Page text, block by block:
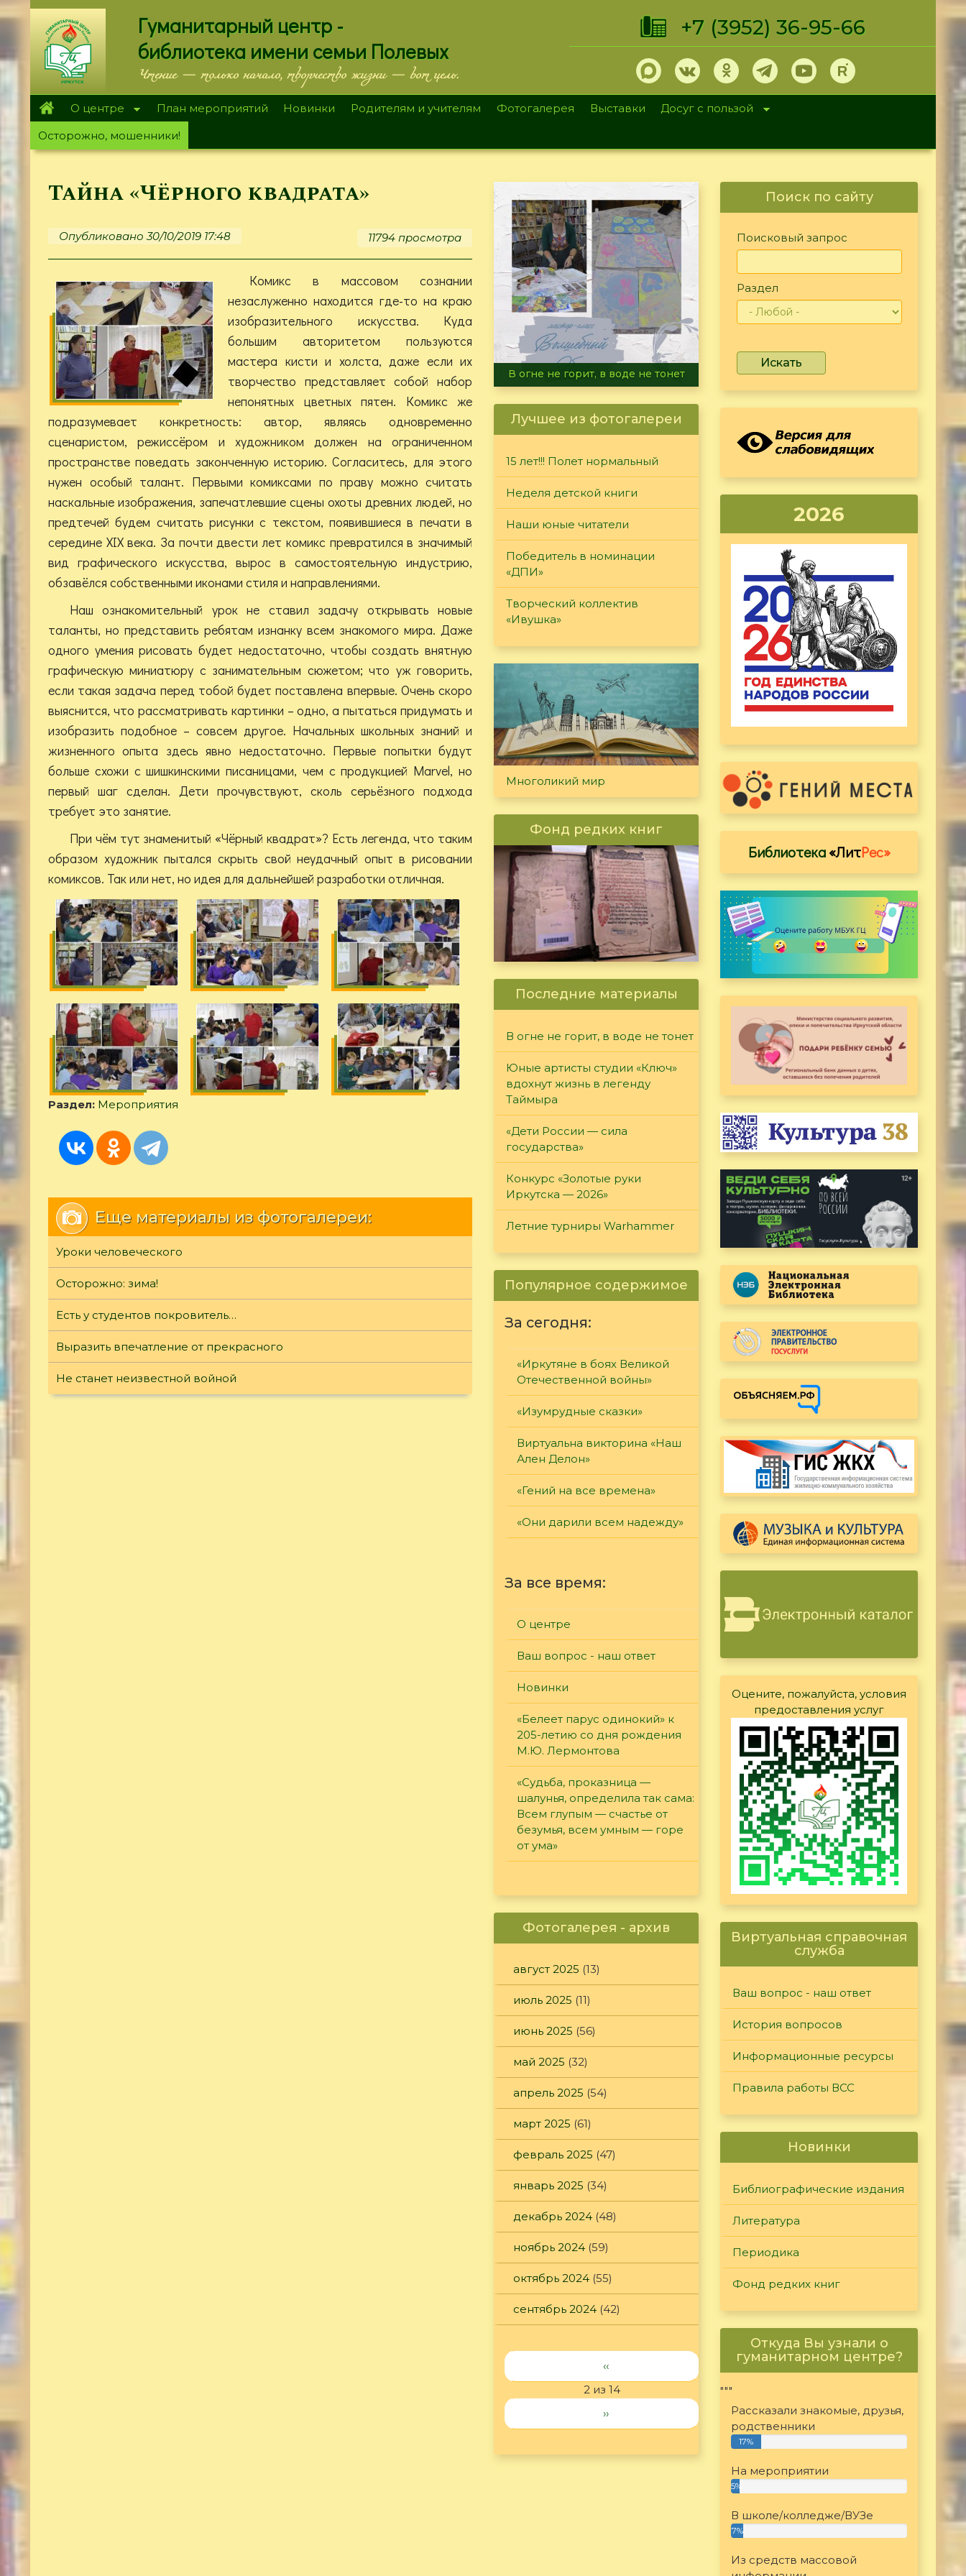
Перейти
к
основному
содержанию
Гуманитарный центр -
библиотека имени семьи Полевых
Чтение — только начало, творчество жизни — вот цель.
+7 (3952) 36-95-66
О центре План мероприятий Новинки Родителям и учителям Фотогалерея Выставки
Досуг с пользой
Осторожно, мошенники!
Тайна «Чёрного квадрата»
Опубликовано 30/10/2019 17:48 11794 просмотра
Комикс в массовом сознании
незаслуженно находится где-то на краю
изобразительного искусства. Куда
большим авторитетом пользуются
мастера кисти и холста, даже если их
творчество представляет собой набор
непонятных цветных пятен. Комикс же
подразумевает конкретность: автор, являясь одновременно
сценаристом, режиссёром и художником должен на ограниченном
пространстве поведать законченную историю. Согласитесь, для этого
нужен особый талант. Первыми комиксами по праву можно считать
наскальные изображения, запечатлевшие сцены охоты древних людей, но
предтечей будем считать рисунки с текстом, появившиеся в печати в
середине XIX века. За почти двести лет комикс превратился в значимый
вид графического искусства, вырос в самостоятельную индустрию,
обзавёлся собственными иконами стиля и направлениями.
Наш ознакомительный урок не ставил задачу открывать новые
таланты, но представить ребятам изнанку всем знакомого мира. Даже
одного умения рисовать будет недостаточно, чтобы создать внятную
графическую миниатюру с занимательным сюжетом; что уж говорить,
если такая задача перед тобой будет поставлена впервые. Очень скоро
выяснится, что рассматривать картинки – одно, а пытаться придумать и
изобразить подобное – совсем другое. Начальных школьных знаний и
жизненного опыта здесь явно недостаточно. Первые попытки будут
больше схожи с шишкинскими писаницами, чем с продукцией Marvel, но
первый шаг сделан. Дети прочувствуют, сколь серьёзного подхода
требует это занятие.
При чём тут знаменитый «Чёрный квадрат»? Есть легенда, что таким
образом художник пытался скрыть свой неудачный опыт в рисовании
комиксов. Так или нет, но идея для дальнейшей разработки отличная.
Раздел: Мероприятия
Еще материалы из фотогалереи:
Уроки человеческого
Осторожно: зима!
Есть у студентов покровитель…
Выразить впечатление от прекрасного
Не станет неизвестной войной
Летние турниры Warhammer
Лучшее из фотогалереи
15 лет!!! Полет нормальный
Неделя детской книги
Наши юные читатели
Победитель в номинации
«ДПИ»
Творческий коллектив
«Ивушка»
Многоликий мир
Фонд редких книг
Последние материалы
В огне не горит, в воде не тонет
Юные артисты студии «Ключ»
вдохнут жизнь в легенду
Таймыра
«Дети России — сила
государства»
Конкурс «Золотые руки
Иркутска — 2026»
Летние турниры Warhammer
Популярное содержимое
За сегодня:
«Иркутяне в боях Великой
Отечественной войны»
«Изумрудные сказки»
Виртуальна викторина «Наш
Ален Делон»
«Гений на все времена»
«Они дарили всем надежду»
За все время:
О центре
Ваш вопрос - наш ответ
Новинки
«Белеет парус одинокий» к
205-летию со дня рождения
М.Ю. Лермонтова
«Судьба, проказница —
шалунья, определила так сама:
Всем глупым — счастье от
безумья, всем умным — горе
от ума»
Фотогалерея - архив
август 2025 (13)
июль 2025 (11)
июнь 2025 (56)
май 2025 (32)
апрель 2025 (54)
март 2025 (61)
февраль 2025 (47)
январь 2025 (34)
декабрь 2024 (48)
ноябрь 2024 (59)
октябрь 2024 (55)
сентябрь 2024 (42)
‹‹
2 из 14
››
Поиск по сайту
Поисковый запрос
Раздел
Искать
2026
Библиотека«ЛитРес»
Оцените, пожалуйста, условия
предоставления услуг
Виртуальная справочная
служба
Ваш вопрос - наш ответ
История вопросов
Информационные ресурсы
Правила работы ВСС
Новинки
Библиографические издания
Литература
Периодика
Фонд редких книг
Откуда Вы узнали о
гуманитарном центре?
"""
Рассказали знакомые, друзья,
родственники
17%
На мероприятии
5%
В школе/колледже/ВУЗе
7%
Из средств массовой